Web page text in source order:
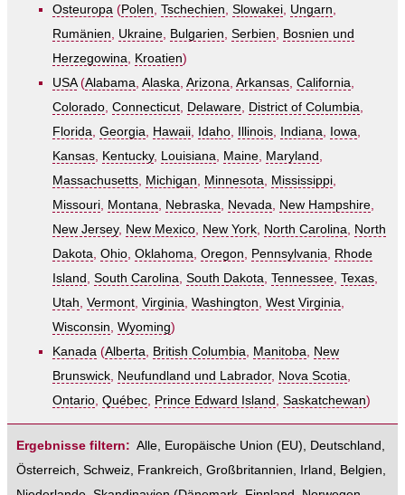
Osteuropa (Polen, Tschechien, Slowakei, Ungarn,
Rumänien, Ukraine, Bulgarien, Serbien, Bosnien und
Herzegowina, Kroatien)
USA(Alabama, Alaska, Arizona, Arkansas, California,
Colorado, Connecticut, Delaware, District of Columbia,
Florida, Georgia, Hawaii, Idaho, Illinois, Indiana, Iowa,
Kansas, Kentucky, Louisiana, Maine, Maryland ,
Massachusetts, Michigan, Minnesota, Mississippi,
Missouri, Montana, Nebraska, Nevada, New Hampshire,
New Jersey, New Mexico, New York, North Carolina, North
Dakota, Ohio, Oklahoma, Oregon, Pennsylvania, Rhode
Island , South Carolina, South Dakota, Tennessee, Texas,
Utah, Vermont, Virginia, Washington, West Virginia,
Wisconsin, Wyoming)
Kanada (Alberta, British Columbia, Manitoba, New
Brunswick, Neufundland und Labrador, Nova Scotia,
Ontario, Québec, Prince Edward Island , Saskatchewan)
Ergebnisse filtern: Alle, Europäische Union (EU), Deutschland ,
Österreich, Schweiz, Frankreich, Großbritannien, Irland , Belgien,